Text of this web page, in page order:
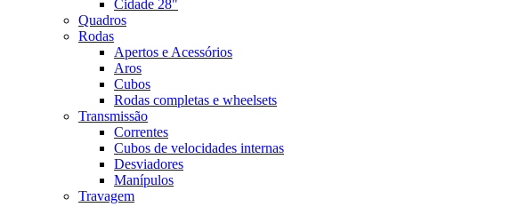
Cidade 28"
Quadros
Rodas
Apertos e Acessórios
Aros
Cubos
Rodas completas e wheelsets
Transmissão
Correntes
Cubos de velocidades internas
Desviadores
Manípulos
Travagem